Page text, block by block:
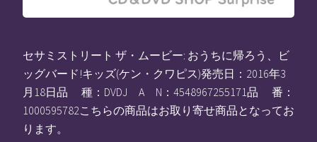
セサミストリート ザ・ムービー: おうちに帰ろう、ビ
ッグバード!キッズ(ケン・クワピス)発売日：2016年3
月18日品 種：DVDJ A N：4548967255171品 番：
1000595782こちらの商品はお取り寄せ商品となってお
ります。